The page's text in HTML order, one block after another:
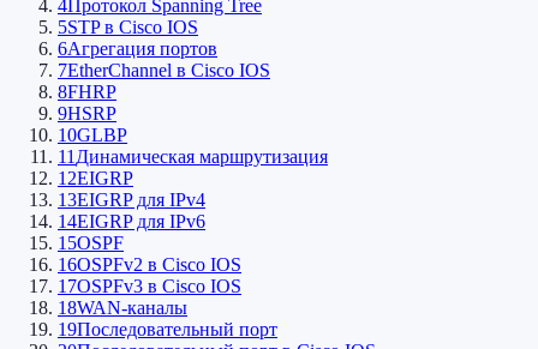
4Протокол Spanning Tree
5STP в Cisco IOS
6Агрегация портов
7EtherСhannel в Cisco IOS
8FHRP
9HSRP
10GLBP
11 Динамическая маршрутизация
12EIGRP
13EIGRP для IPv4
14EIGRP для IPv6
15OSPF
16OSPFv2 в Cisco IOS
17OSPFv3 в Cisco IOS
18WAN-каналы
19Последовательный порт